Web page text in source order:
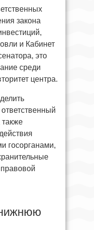
закона
и Кабинет
это
среди
центра.
также
госорганами,